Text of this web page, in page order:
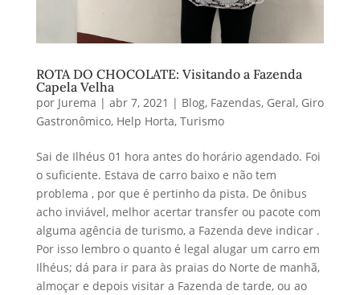
ROTA DO CHOCOLATE: Visitando a Fazenda
Capela Velha
por Jurema | abr 7, 2021 | Blog, Fazendas, Geral, Giro
Gastronômico, Help Horta, Turismo
Sai de Ilhéus 01 hora antes do horário agendado. Foi
o suficiente. Estava de carro baixo e não tem
problema , por que é pertinho da pista. De ônibus
acho inviável, melhor acertar transfer ou pacote com
alguma agência de turismo, a Fazenda deve indicar .
Por isso lembro o quanto é legal alugar um carro em
Ilhéus; dá para ir para às praias do Norte de manhã,
almoçar e depois visitar a Fazenda de tarde, ou ao